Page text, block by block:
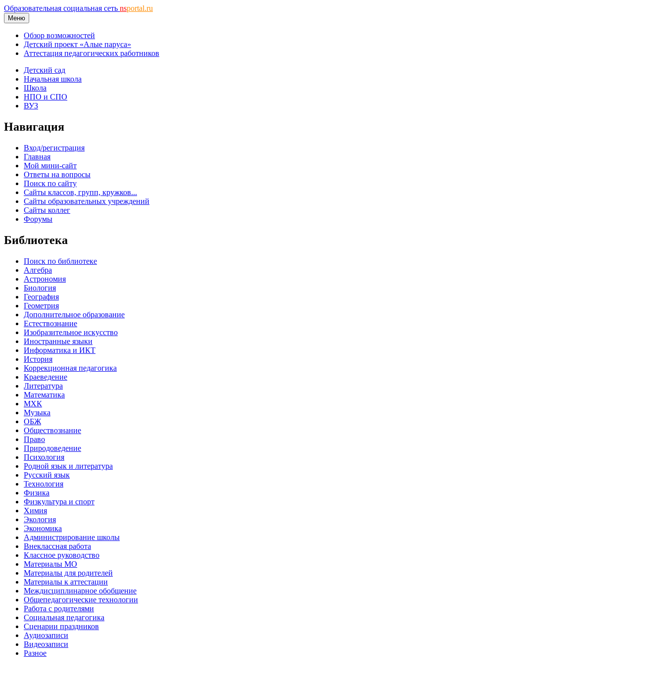
Образовательная социальная сеть nsportal.ru
Меню
Обзор возможностей
Детский проект «Алые паруса»
Аттестация педагогических работников
Детский сад
Начальная школа
Школа
НПО и СПО
ВУЗ
Навигация
Вход/регистрация
Главная
Мой мини-сайт
Ответы на вопросы
Поиск по сайту
Сайты классов, групп, кружков...
Сайты образовательных учреждений
Сайты коллег
Форумы
Библиотека
Поиск по библиотеке
Алгебра
Астрономия
Биология
География
Геометрия
Дополнительное образование
Естествознание
Изобразительное искусство
Иностранные языки
Информатика и ИКТ
История
Коррекционная педагогика
Краеведение
Литература
Математика
МХК
Музыка
ОБЖ
Обществознание
Право
Природоведение
Психология
Родной язык и литература
Русский язык
Технология
Физика
Физкультура и спорт
Химия
Экология
Экономика
Администрирование школы
Внеклассная работа
Классное руководство
Материалы МО
Материалы для родителей
Материалы к аттестации
Междисциплинарное обобщение
Общепедагогические технологии
Работа с родителями
Социальная педагогика
Сценарии праздников
Аудиозаписи
Видеозаписи
Разное